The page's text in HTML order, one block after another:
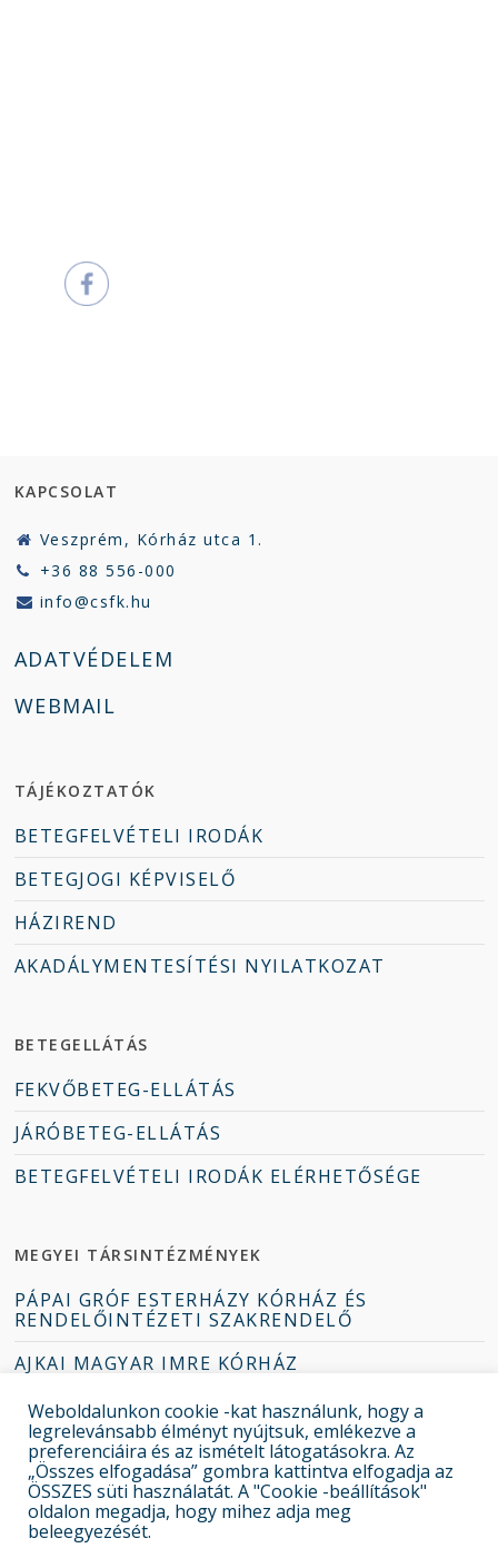
KAPCSOLAT
Veszprém, Kórház utca 1.
+36 88 556-000
info@csfk.hu
ADATVÉDELEM
WEBMAIL
TÁJÉKOZTATÓK
BETEGFELVÉTELI IRODÁK
BETEGJOGI KÉPVISELŐ
HÁZIREND
AKADÁLYMENTESÍTÉSI NYILATKOZAT
BETEGELLÁTÁS
FEKVŐBETEG-ELLÁTÁS
JÁRÓBETEG-ELLÁTÁS
BETEGFELVÉTELI IRODÁK ELÉRHETŐSÉGE
MEGYEI TÁRSINTÉZMÉNYEK
PÁPAI GRÓF ESTERHÁZY KÓRHÁZ ÉS
RENDELŐINTÉZETI SZAKRENDELŐ
AJKAI MAGYAR IMRE KÓRHÁZ
TAPOLCAI DEÁK JENŐ KÓRHÁZ
ZIRCI ERZSÉBET KÓRHÁZ-RENDELŐINTÉZET
Weboldalunkon cookie -kat használunk, hogy a
legrelevánsabb élményt nyújtsuk, emlékezve a
preferenciáira és az ismételt látogatásokra. Az
„Összes elfogadása” gombra kattintva elfogadja az
ÖSSZES süti használatát. A "Cookie -beállítások"
oldalon megadja, hogy mihez adja meg
beleegyezését.